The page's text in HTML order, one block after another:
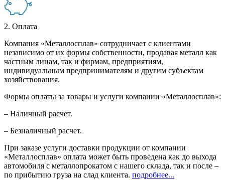
2. Оплата
Компания «Металлосплав» сотрудничает с клиентами
независимо от их формы собственности, продавая металл как
частным лицам, так и фирмам, предприятиям,
индивидуальным предпринимателям и другим субъектам
хозяйствования.
Формы оплаты за товары и услуги компании «Металлосплав»:
– Наличный расчет.
– Безналичный расчет.
При заказе услуги доставки продукции от компании
«Металлосплав» оплата может быть проведена как до выхода
автомобиля с металлопрокатом с нашего склада, так и после –
по прибытию груза на слад клиента. подробнее...